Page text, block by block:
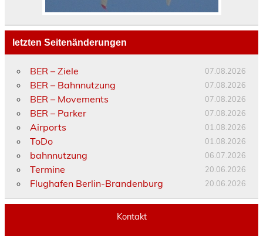
letzten Seitenänderungen
BER – Ziele 07.08.2026
BER – Bahnnutzung 07.08.2026
BER – Movements 07.08.2026
BER – Parker 07.08.2026
Airports 01.08.2026
ToDo 01.08.2026
bahnnutzung 06.07.2026
Termine 20.06.2026
Flughafen Berlin-Brandenburg 20.06.2026
Kontakt